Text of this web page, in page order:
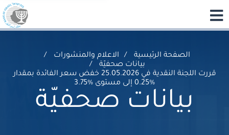
الصفحة الرئيسية
الاعلام والمنشورات
بيانات صحفيّة
قررت اللجنة النقدية في 25.05.2026 خفض سعر الفائدة بمقدار
%0.25 إلى مستوى %3.75
بيانات صحفيّة